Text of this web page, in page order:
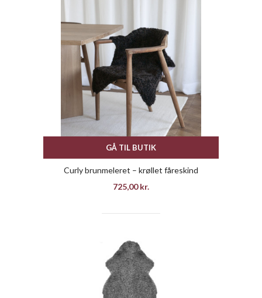
GÅ TIL BUTIK
Curly brunmeleret – krøllet fåreskind
725,00kr.